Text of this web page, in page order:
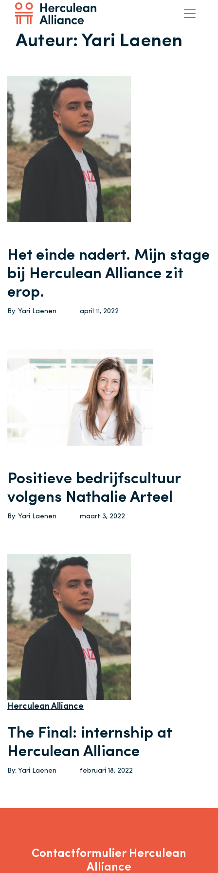
Auteur: Yari Laenen
Het einde nadert. Mijn stage
bij Herculean Alliance zit
erop.
By: Yari Laenen april 11, 2022
Positieve bedrijfscultuur
volgens Nathalie Arteel
By: Yari Laenen maart 3, 2022
Herculean Alliance
The Final: internship at
Herculean Alliance
By: Yari Laenen februari 18, 2022
Contactformulier Herculean
Alliance